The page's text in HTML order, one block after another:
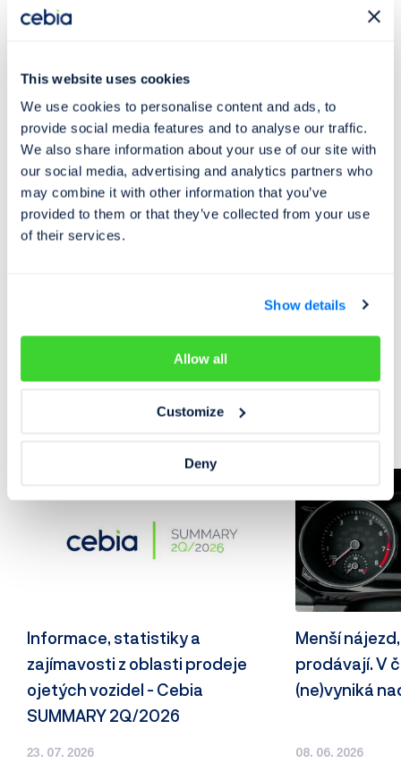
This website uses cookies
We use cookies to personalise content and ads, to
provide social media features and to analyse our traffic.
We also share information about your use of our site with
our social media, advertising and analytics partners who
may combine it with other information that you’ve
provided to them or that they’ve collected from your use
of their services.
Show details
Allow all
Customize
Deny
která je dostupná on-line na cz.cebia.com, řadu dalších
Cebia zajišťuje různé formy zabezpečení vozidel, mj.
Cebia SAT a UNIQA SafeLine. Společnost je výhradním
představitelem Systému OCIS (Open Car Information
System) v ČR a SR. Systém OCIS používají partneři
Cebia po celém světě jako nástroj pro evidenci a výměnu
dat o vozidlech.
Od roku 2009 je společnost Cebia držitelem certifikátu
Trh s automobily
Mohlo by vás zajímat
23. 07. 2026
Informace, statistiky a
zajímavosti z oblasti prodeje
ojetých vozidel - Cebia
SUMMARY 2Q/2026
08. 06. 2026
Menší
prodávají. V
(ne)vyniká